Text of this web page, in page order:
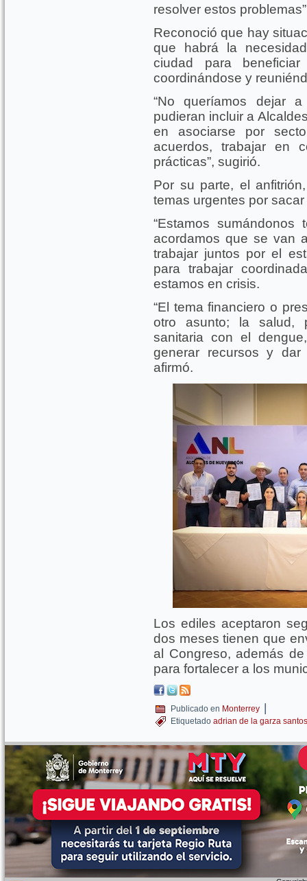
resolver estos
Reconoció que hay
que habrá la
ciudad para
coordinándose y
“No queríamos dejar
pudieran incluir a
en asociarse por
acuerdos, trabajar en
prácticas”, sugirió.
Por su parte, el
temas urgentes por
“Estamos
acordamos que se van
trabajar juntos por el
para trabajar
estamos en crisis.
“El tema financiero o
otro asunto; la salud,
sanitaria con el
generar recursos y dar
afirmó.
Los ediles aceptaron
dos meses tienen que
al Congreso, además
para fortalecer a los
Publicado en Monterrey |
Etiquetado adrian de la garza santos